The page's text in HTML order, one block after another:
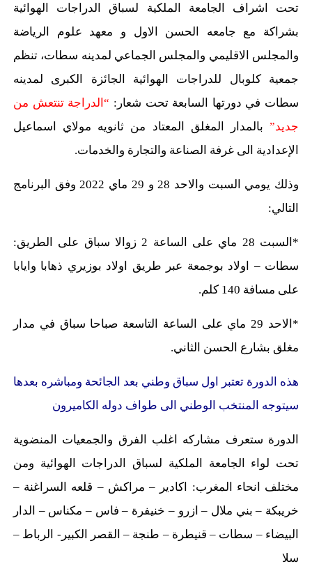
تحت اشراف الجامعة الملكية لسباق الدراجات الهوائية
بشراكة مع جامعه الحسن الاول و معهد علوم الرياضة
والمجلس الاقليمي والمجلس الجماعي لمدينه سطات، تنظم
جمعية كلوبال للدراجات الهوائية الجائزة الكبرى لمدينه
سطات في دورتها السابعة تحت شعار: “الدراجة تنتعش من
جديد”بالمدار المغلق المعتاد من ثانويه مولاي اسماعيل
الإعدادية الى غرفة الصناعة والتجارة والخدمات.
وذلك يومي السبت والاحد 28 و 29 ماي 2022 وفق البرنامج
التالي:
*السبت 28 ماي على الساعة 2 زوالا سباق على الطريق:
سطات – اولاد بوجمعة عبر طريق اولاد بوزيري ذهابا وايابا
على مسافة 140 كلم.
*الاحد 29 ماي على الساعة التاسعة صباحا سباق في مدار
مغلق بشارع الحسن الثاني.
هذه الدورة تعتبر اول سباق وطني بعد الجائحة ومباشره بعدها
سيتوجه المنتخب الوطني الى طواف دوله الكاميرون
الدورة ستعرف مشاركه اغلب الفرق والجمعيات المنضوية
تحت لواء الجامعة الملكية لسباق الدراجات الهوائية ومن
مختلف انحاء المغرب: اكادير – مراكش – قلعه السراغنة –
خريبكة – بني ملال – ازرو – خنيفرة – فاس – مكناس – الدار
البيضاء – سطات – قنيطرة – طنجة – القصر الكبير- الرباط –
سلا